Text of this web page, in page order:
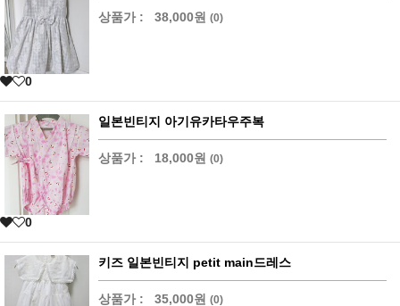
상품가 : 38,000원 (0)
0
일본빈티지 아기유카타우주복
상품가 : 18,000원 (0)
0
키즈 일본빈티지 petit main드레스
상품가 : 35,000원 (0)